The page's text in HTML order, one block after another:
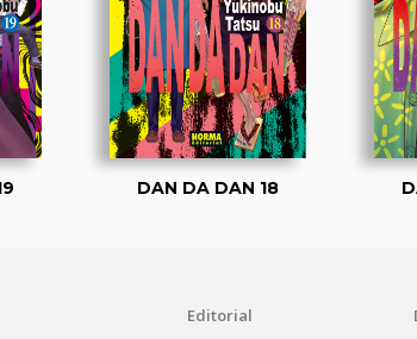
DAN DA DAN 18
Editorial